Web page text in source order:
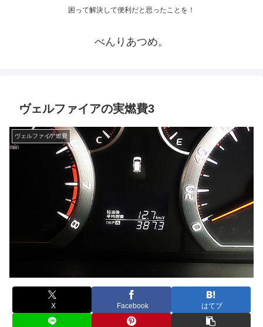
困って解決して便利だと思ったことを！
べんりあつめ。
ヴェルファイアの実燃費3
ヴェルファイア燃費
X Facebook はてブ